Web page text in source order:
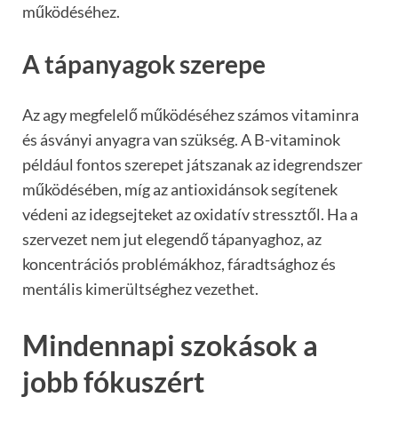
működéséhez.
A tápanyagok szerepe
Az agy megfelelő működéséhez számos vitaminra
és ásványi anyagra van szükség. A B-vitaminok
például fontos szerepet játszanak az idegrendszer
működésében, míg az antioxidánsok segítenek
védeni az idegsejteket az oxidatív stressztől. Ha a
szervezet nem jut elegendő tápanyaghoz, az
koncentrációs problémákhoz, fáradtsághoz és
mentális kimerültséghez vezethet.
Mindennapi szokások a
jobb fókuszért